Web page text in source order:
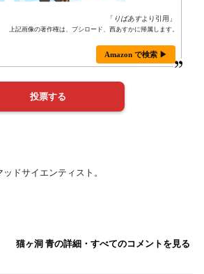
「 りばあすより引用」
上記画像の著作権は、ブシロード、西あすかに帰属します。
Amazon で検索 ▶
ドサイエンティスト。
猫ヶ洞 青の詳細・すべてのコメントを見る